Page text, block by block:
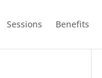
Sessions Benefits